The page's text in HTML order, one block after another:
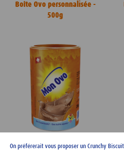
Boîte Ovo personnalisée -
500g
Boîte Ovo personnalisée -
On préférerait vous proposer un Crunchy